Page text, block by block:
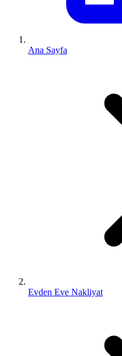
Ana Sayfa
Evden Eve Nakliyat